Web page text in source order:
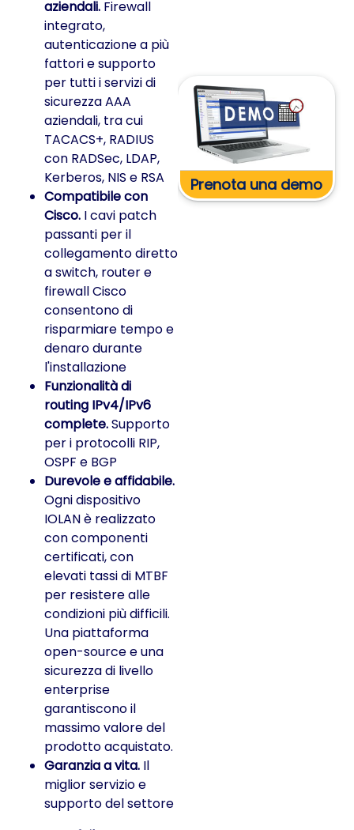
aziendali. Firewall
integrato,
autenticazione a più
fattori e supporto
per tutti i servizi di
sicurezza AAA
aziendali, tra cui
TACACS+, RADIUS
con RADSec, LDAP,
Kerberos, NIS e RSA
Compatibile con
Cisco. I cavi patch
passanti per il
collegamento diretto
a switch, router e
firewall Cisco
consentono di
risparmiare tempo e
denaro durante
l'installazione
Funzionalità di
routing IPv4/IPv6
complete.Supporto
per i protocolli RIP,
OSPF e BGP
Durevole e affidabile.
Ogni dispositivo
IOLAN è realizzato
con componenti
certificati, con
elevati tassi di MTBF
per resistere alle
condizioni più difficili.
Una piattaforma
open-source e una
sicurezza di livello
enterprise
garantiscono il
massimo valore del
prodotto acquistato.
Garanzia a vita. Il
miglior servizio e
supporto del settore
Prenota una demo